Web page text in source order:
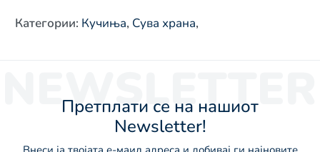
Категории: Кучиња, Сува храна,
NEWSLETTER
Претплати се на нашиот
Newsletter!